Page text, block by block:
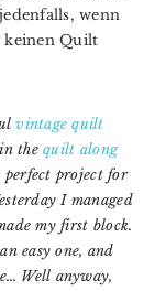
wenn
keinen Quilt
vintage quilt
thequilt along
perfect project for
I managed
my first block.
easy one, and
Well anyway,